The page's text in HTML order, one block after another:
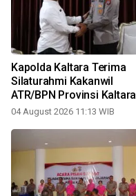
Kapolda Kaltara Terima
Silaturahmi Kakanwil
ATR/BPN Provinsi Kaltara
04 August 2026 11:13 WIB